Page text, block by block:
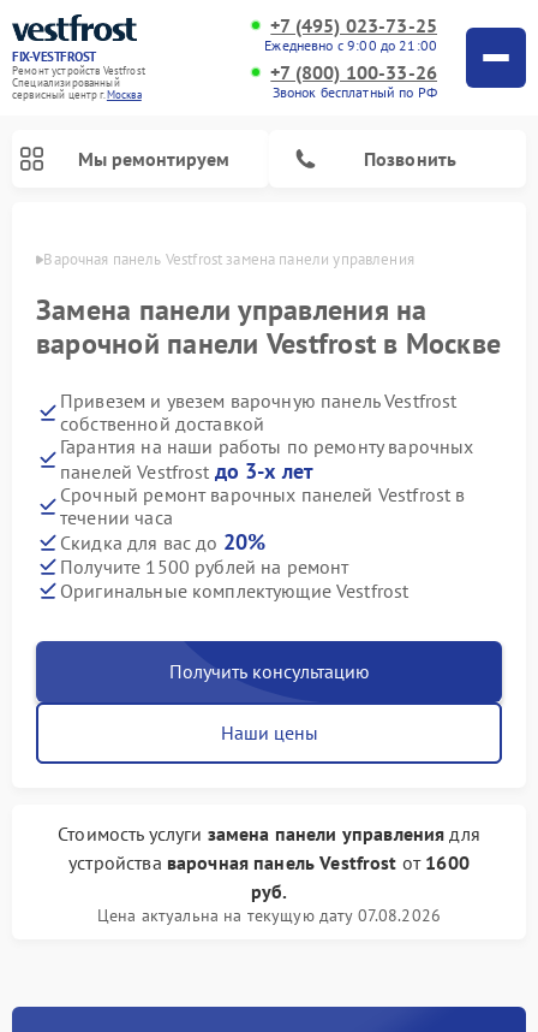
FIX-VESTFROST
Ремонт устройств Vestfrost
Специализированный
cервисный центр г.Москва
+7 (495) 023-73-25
Ежедневно с 9:00 до 21:00
+7 (800) 100-33-26
Звонок бесплатный по РФ
Мы ремонтируем Позвонить
Варочная панель Vestfrost замена панели управления
Замена панели управления на
варочной панели Vestfrost в Москве
Привезем и увезем варочную панель Vestfrost
собственной доставкой
Гарантия на наши работы по ремонту варочных
панелей Vestfrost до 3-х лет
Срочный ремонт варочных панелей Vestfrost в
течении часа
Скидка для вас до 20%
Получите 1500 рублей на ремонт
Оригинальные комплектующие Vestfrost
Получить консультацию
Наши цены
Стоимость услуги замена панели управления для
устройства варочная панель Vestfrost от 1600
руб.
Цена актуальна на текущую дату 07.08.2026